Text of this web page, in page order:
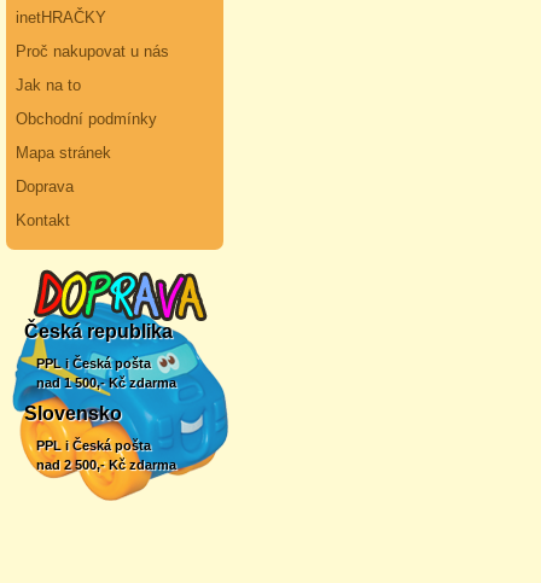
inetHRAČKY
Proč nakupovat u nás
Jak na to
Obchodní podmínky
Mapa stránek
Doprava
Kontakt
Česká republika
PPL i Česká pošta
nad 1 500,- Kč zdarma
Slovensko
PPL i Česká pošta
nad 2 500,- Kč zdarma